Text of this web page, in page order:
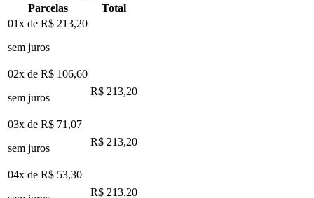
Parcelas
Total
01x de R$ 213,20
sem juros
02x de R$ 106,60
sem juros
R$ 213,20
03x de R$ 71,07
sem juros
R$ 213,20
04x de R$ 53,30
R$ 213,20